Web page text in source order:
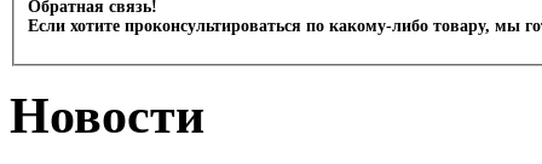
Обратная связь!
Если хотите проконсультироваться по какому-либо товару, мы
Новости